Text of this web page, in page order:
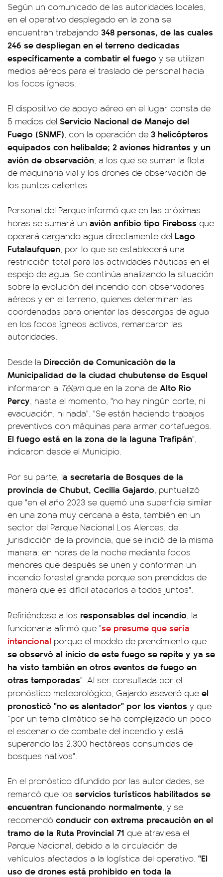
Según un comunicado de las autoridades locales,
en el operativo desplegado en la zona se
encuentran trabajando 348 personas, de las cuales
246 se despliegan en el terreno dedicadas
específicamente a combatir el fuego y se utilizan
medios aéreos para el traslado de personal hacia
los focos ígneos.
El dispositivo de apoyo aéreo en el lugar consta de
5 medios del Servicio Nacional de Manejo del
Fuego (SNMF), con la operación de 3 helicópteros
equipados con helibalde; 2 aviones hidrantes y un
avión de observación; a los que se suman la flota
de maquinaria vial y los drones de observación de
los puntos calientes.
Personal del Parque informó que en las próximas
horas se sumará un avión anfibio tipo Fireboss que
operará cargando agua directamente del Lago
Futalaufquen, por lo que se establecerá una
restricción total para las actividades náuticas en el
espejo de agua. Se continúa analizando la situación
sobre la evolución del incendio con observadores
aéreos y en el terreno, quienes determinan las
coordenadas para orientar las descargas de agua
en los focos ígneos activos, remarcaron las
autoridades.
Desde la Dirección de Comunicación de la
Municipalidad de la ciudad chubutense de Esquel
informaron a Télamque en la zona de Alto Rio
Percy, hasta el momento, "no hay ningún corte, ni
evacuación, ni nada". "Se están haciendo trabajos
preventivos con máquinas para armar cortafuegos.
El fuego está en la zona de la laguna Trafipán",
indicaron desde el Municipio.
Por su parte, la secretaria de Bosques de la
provincia de Chubut, Cecilia Gajardo, puntualizó
que "en el año 2023 se quemó una superficie similar
en una zona muy cercana a ésta, también en un
sector del Parque Nacional Los Alerces, de
jurisdicción de la provincia, que se inició de la misma
manera: en horas de la noche mediante focos
menores que después se unen y conforman un
incendio forestal grande porque son prendidos de
manera que es difícil atacarlos a todos juntos".
Refiriéndose a los responsables del incendio, la
funcionaria afirmó que "se presume que sería
intencional porque el modelo de prendimiento que
se observó al inicio de este fuego se repite y ya se
ha visto también en otros eventos de fuego en
otras temporadas". Al ser consultada por el
pronóstico meteorológico, Gajardo aseveró que el
pronosticó "no es alentador" por los vientos y que
“por un tema climático se ha complejizado un poco
el escenario de combate del incendio y está
superando las 2.300 hectáreas consumidas de
bosques nativos".
En el pronóstico difundido por las autoridades, se
remarcó que los servicios turísticos habilitados se
encuentran funcionando normalmente, y se
recomendó conducir con extrema precaución en el
tramo de la Ruta Provincial 71 que atraviesa el
Parque Nacional, debido a la circulación de
vehículos afectados a la logística del operativo. "El
uso de drones está prohibido en toda la